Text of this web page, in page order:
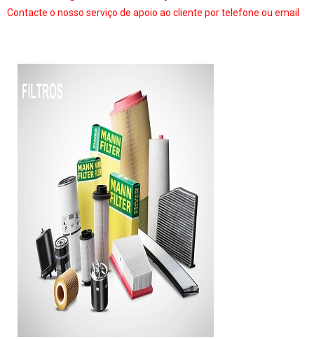
Contacte o nosso serviço de apoio ao cliente por telefone ou email